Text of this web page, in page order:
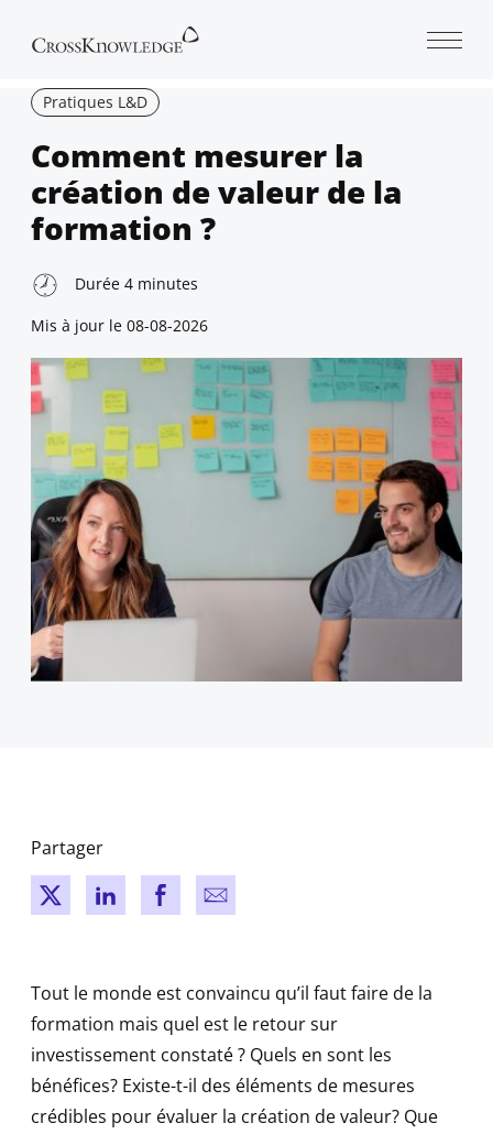
Pratiques L&D
Comment mesurer la
création de valeur de la
formation ?
Durée 4 minutes
Mis à jour le 08-08-2026
Partager
New windowNew window
New windowNew window
Tout le monde est convaincu qu’il faut faire de la
formation mais quel est le retour sur
investissement constaté ? Quels en sont les
bénéfices? Existe-t-il des éléments de mesures
crédibles pour évaluer la création de valeur? Que